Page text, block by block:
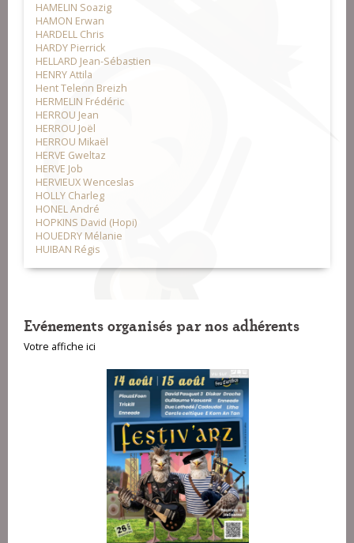
HAMELIN Soazig
HAMON Erwan
HARDELL Chris
HARDY Pierrick
HELLARD Jean-Sébastien
HENRY Attila
Hent Telenn Breizh
HERMELIN Frédéric
HERROU Jean
HERROU Joël
HERROU Mikaël
HERVE Gweltaz
HERVE Job
HERVIEUX Wenceslas
HOLLY Charleg
HONEL André
HOPKINS David (Hopi)
HOUEDRY Mélanie
HUIBAN Régis
Evénements organisés par nos adhérents
Votre affiche ici